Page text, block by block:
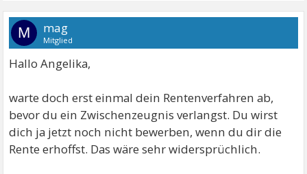
M mag
Mitglied
Hallo Angelika,
warte doch erst einmal dein Rentenverfahren ab,
bevor du ein Zwischenzeugnis verlangst. Du wirst
dich ja jetzt noch nicht bewerben, wenn du dir die
Rente erhoffst. Das wäre sehr widersprüchlich.